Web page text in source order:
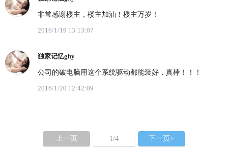
非常感谢楼主，楼主加油！楼主万岁！
2016/1/19 13:13:07
独家记忆ghy
公司的破电脑用这个系统驱动都能装好，真棒！！！
2016/1/20 12:42:09
上一页 1/4 下一页>